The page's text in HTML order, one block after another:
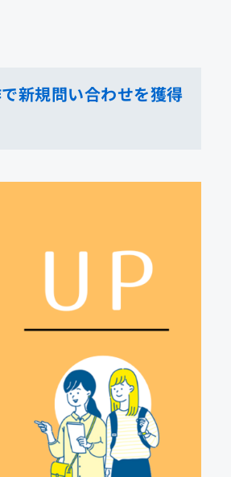
新規問い合わせを獲得